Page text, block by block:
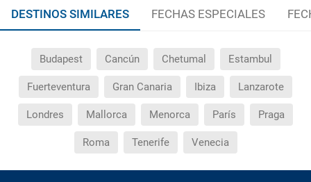
DESTINOS SIMILARES FECHAS ESPECIALES
Budapest Cancún Chetumal Estambul
Fuerteventura Gran Canaria Ibiza Lanzarote
Londres Mallorca Menorca París Praga
Roma Tenerife Venecia